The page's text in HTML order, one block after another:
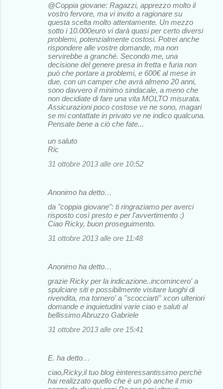
@Coppia giovane: Ragazzi, apprezzo molto il
vostro fervore, ma vi invito a ragionare su
questa scelta molto attentamente. Un mezzo
sotto i 10.000euro vi darà quasi per certo diversi
problemi, potenzialmente costosi. Potrei anche
rispondere alle vostre domande, ma non
servirebbe a granché. Secondo me, una
decisione del genere presa in fretta e furia non
può che portare a problemi, e 600€ al mese in
due, con un camper che avrà almeno 20 anni,
sono davvero il minimo sindacale, a meno che
non decidiate di fare una vita MOLTO misurata.
Assicurazioni poco costose ve ne sono, magari
se mi contattate in privato ve ne indico qualcuna.
Pensate bene a ciò che fate...
un saluto
Ric
31 ottobre 2013 alle ore 10:52
Anonimo ha detto…
da "coppia giovane": ti ringraziamo per averci
risposto così presto e per l'avvertimento :)
Ciao Ricky, buon proseguimento.
31 ottobre 2013 alle ore 11:48
Anonimo ha detto…
grazie Ricky per la indicazione..incomincero' a
spulciare siti e possibilmente visitare luoghi di
rivendita, ma tornero' a ''scocciarti'' xcon ulteriori
domande e inquietudini varie ciao e saluti al
bellissimo Abruzzo Gabriele
31 ottobre 2013 alle ore 15:41
E. ha detto…
ciao,Ricky,il tuo blog èinteressantissimo perchè
hai realizzato quello che è un pò anche il mio